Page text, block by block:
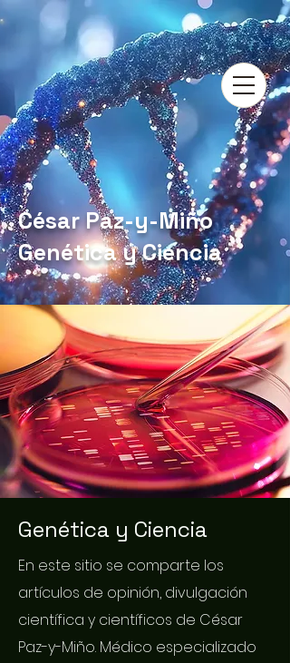
César Paz-y-Miño
Genética y Ciencia
Genética y Ciencia
En este sitio se comparte los
artículos de opinión, divulgación
científica y científicos de César
Paz-y-Miño. Médico especializado